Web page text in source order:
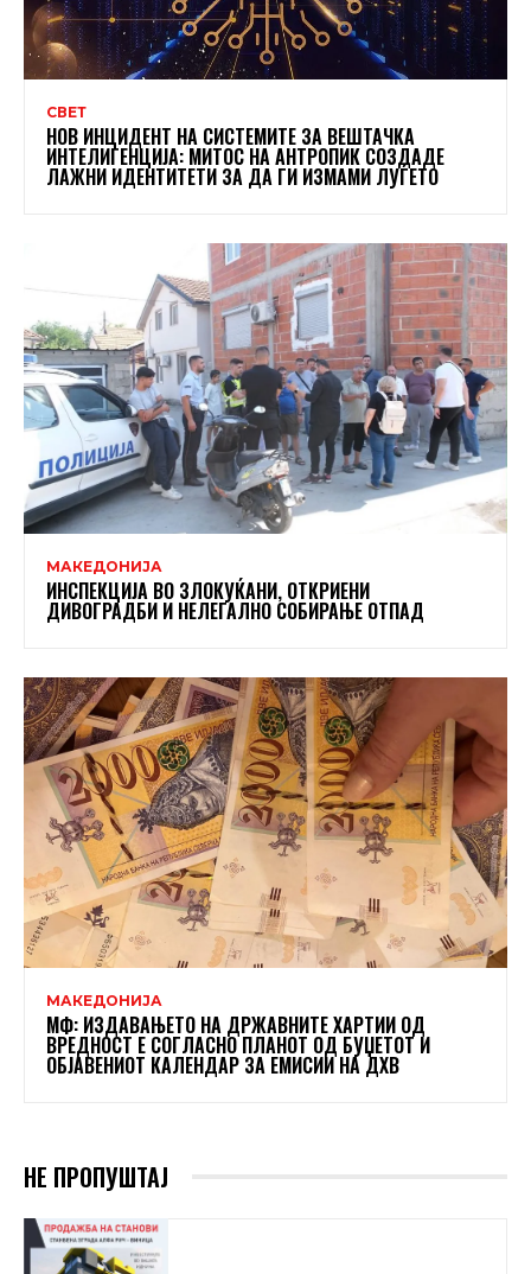
СВЕТ
НОВ ИНЦИДЕНТ НА СИСТЕМИТЕ ЗА ВЕШТАЧКА
ИНТЕЛИГЕНЦИЈА: МИТОС НА АНТРОПИК СОЗДАДЕ
ЛАЖНИ ИДЕНТИТЕТИ ЗА ДА ГИ ИЗМАМИ ЛУЃЕТО
МАКЕДОНИЈА
ИНСПЕКЦИЈА ВО ЗЛОКУЌАНИ, ОТКРИЕНИ
ДИВОГРАДБИ И НЕЛЕГАЛНО СОБИРАЊЕ ОТПАД
МАКЕДОНИЈА
МФ: ИЗДАВАЊЕТО НА ДРЖАВНИТЕ ХАРТИИ ОД
ВРЕДНОСТ Е СОГЛАСНО ПЛАНОТ ОД БУЏЕТОТ И
ОБЈАВЕНИОТ КАЛЕНДАР ЗА ЕМИСИИ НА ДХВ
НЕ ПРОПУШТАЈ